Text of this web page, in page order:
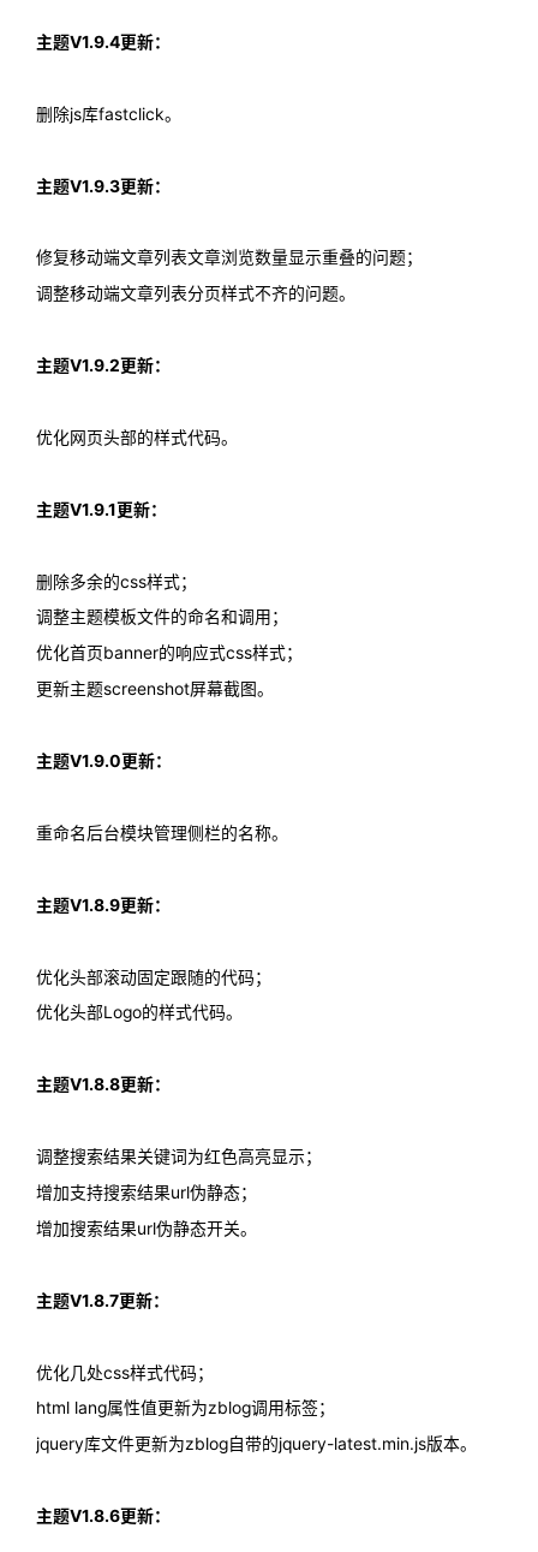
主题V1.9.4更新：
删除js库fastclick。
主题V1.9.3更新：
修复移动端文章列表文章浏览数量显示重叠的问题；
调整移动端文章列表分页样式不齐的问题。
主题V1.9.2更新：
优化网页头部的样式代码。
主题V1.9.1更新：
删除多余的css样式；
调整主题模板文件的命名和调用；
优化首页banner的响应式css样式；
更新主题screenshot屏幕截图。
主题V1.9.0更新：
重命名后台模块管理侧栏的名称。
主题V1.8.9更新：
优化头部滚动固定跟随的代码；
优化头部Logo的样式代码。
主题V1.8.8更新：
调整搜索结果关键词为红色高亮显示；
增加支持搜索结果url伪静态；
增加搜索结果url伪静态开关。
主题V1.8.7更新：
优化几处css样式代码；
html lang属性值更新为zblog调用标签；
jquery库文件更新为zblog自带的jquery-latest.min.js版本。
主题V1.8.6更新：